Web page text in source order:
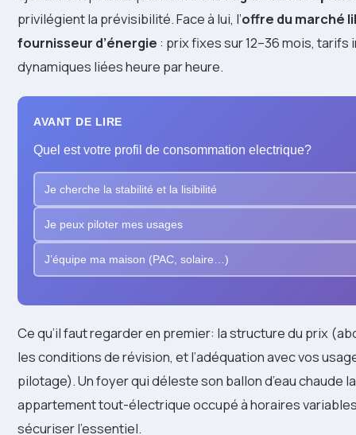
privilégient la prévisibilité. Face à lui, l’offre du marché
fournisseur d’énergie : prix fixes sur 12–36 mois,
dynamiques liées heure par heure.
AVANT DE LIRE
Quel est votre profil de consommation electrique?
Je cherche la stabilité et la lisibilité
Je peux piloter mes usages
J’équipe ma maison (PAC, solaire…)
Ce qu’il faut regarder en premier: la structure du prix
les conditions de révision, et l’adéquation avec vos
pilotage). Un foyer qui déleste son ballon d’eau chaude
appartement tout-électrique occupé à horaires
sécuriser l’essentiel.